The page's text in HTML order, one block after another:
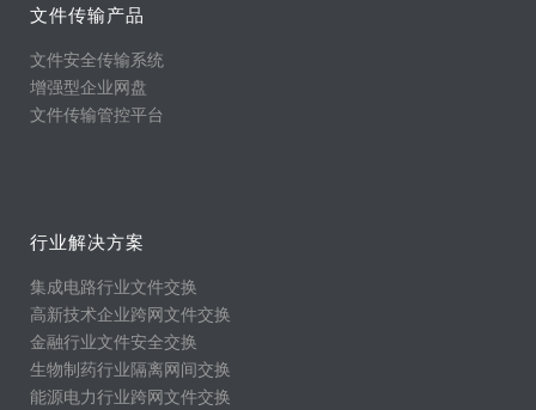
文件传输产品
文件安全传输系统
增强型企业网盘
文件传输管控平台
行业解决方案
集成电路行业文件交换
高新技术企业跨网文件交换
金融行业文件安全交换
生物制药行业隔离网间交换
能源电力行业跨网文件交换